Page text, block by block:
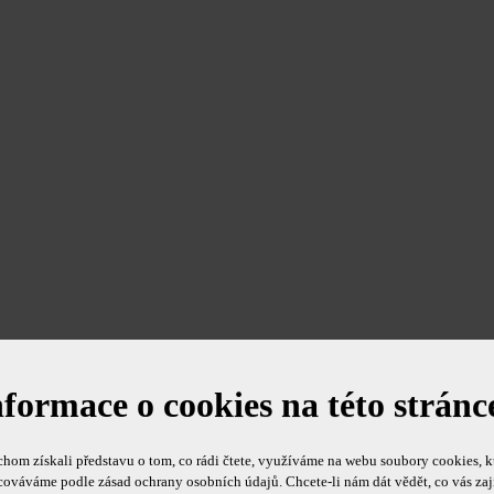
o cookies na této
získali představu o tom, co rádi čtete, využíváme na webu soubory cookies,
podle zásad ochrany osobních údajů. Chcete-li nám dát vědět, co vás